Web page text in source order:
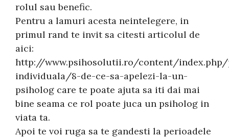
rolul sau benefic.
Pentru a lamuri acesta neintelegere, in
primul rand te invit sa citesti articolul de
aici:
http://www.psihosolutii.ro/content/
individuala/8-de-ce-sa-apelezi-la-un-
psiholog care te poate ajuta sa iti dai mai
bine seama ce rol poate juca un psiholog in
viata ta.
Apoi te voi ruga sa te gandesti la perioadele